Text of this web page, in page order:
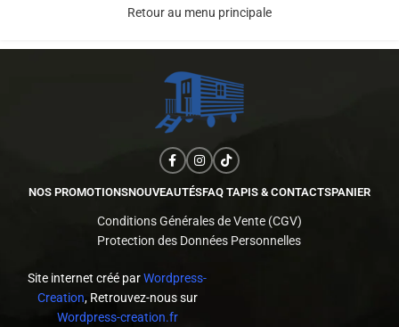
Retour au menu principale
NOS PROMOTIONSNOUVEAUTÉSFAQ TAPIS & CONTACTSPANIER
Conditions Générales de Vente (CGV)
Protection des Données Personnelles
Site internet créé parWordpress-
Creation, Retrouvez-nous sur
Wordpress-creation.fr